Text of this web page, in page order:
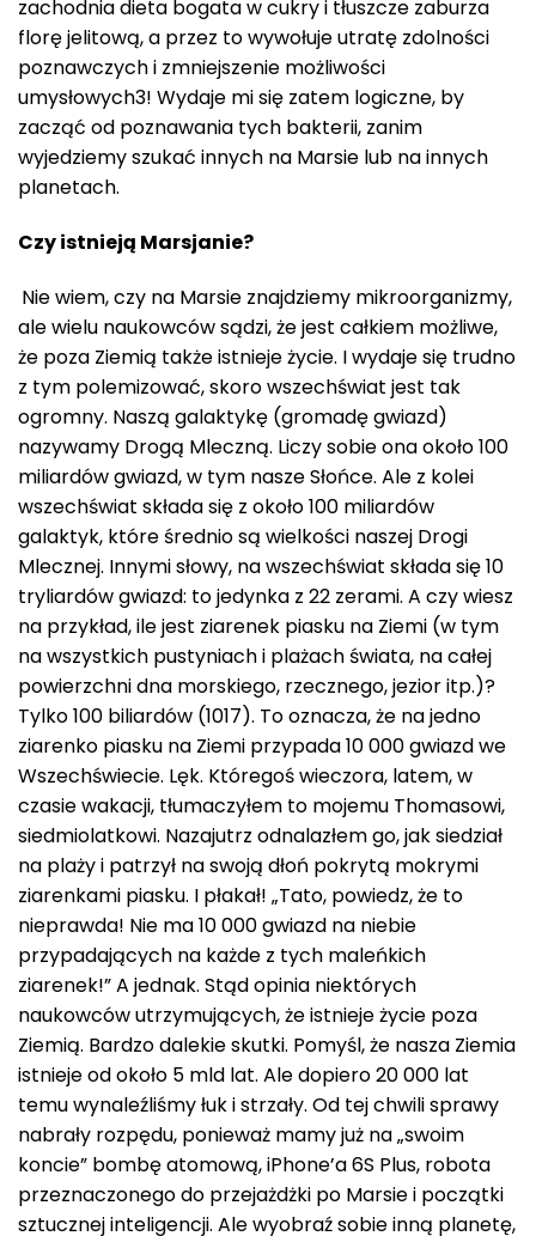
zachodnia dieta bogata w cukry i tłuszcze zaburza
florę jelitową, a przez to wywołuje utratę zdolności
poznawczych i zmniejszenie możliwości
umysłowych3! Wydaje mi się zatem logiczne, by
zacząć od poznawania tych bakterii, zanim
wyjedziemy szukać innych na Marsie lub na innych
planetach.
Czy istnieją Marsjanie?
Nie wiem, czy na Marsie znajdziemy mikroorganizmy,
ale wielu naukowców sądzi, że jest całkiem możliwe,
że poza Ziemią także istnieje życie. I wydaje się trudno
z tym polemizować, skoro wszechświat jest tak
ogromny. Naszą galaktykę (gromadę gwiazd)
nazywamy Drogą Mleczną. Liczy sobie ona około 100
miliardów gwiazd, w tym nasze Słońce. Ale z kolei
wszechświat składa się z około 100 miliardów
galaktyk, które średnio są wielkości naszej Drogi
Mlecznej. Innymi słowy, na wszechświat składa się 10
tryliardów gwiazd: to jedynka z 22 zerami. A czy wiesz
na przykład, ile jest ziarenek piasku na Ziemi (w tym
na wszystkich pustyniach i plażach świata, na całej
powierzchni dna morskiego, rzecznego, jezior itp.)?
Tylko 100 biliardów (1017). To oznacza, że na jedno
ziarenko piasku na Ziemi przypada 10 000 gwiazd we
Wszechświecie. Lęk. Któregoś wieczora, latem, w
czasie wakacji, tłumaczyłem to mojemu Thomasowi,
siedmiolatkowi. Nazajutrz odnalazłem go, jak siedział
na plaży i patrzył na swoją dłoń pokrytą mokrymi
ziarenkami piasku. I płakał! „Tato, powiedz, że to
nieprawda! Nie ma 10 000 gwiazd na niebie
przypadających na każde z tych maleńkich
ziarenek!” A jednak. Stąd opinia niektórych
naukowców utrzymujących, że istnieje życie poza
Ziemią. Bardzo dalekie skutki. Pomyśl, że nasza Ziemia
istnieje od około 5 mld lat. Ale dopiero 20 000 lat
temu wynaleźliśmy łuk i strzały. Od tej chwili sprawy
nabrały rozpędu, ponieważ mamy już na „swoim
koncie” bombę atomową, iPhone’a 6S Plus, robota
przeznaczonego do przejażdżki po Marsie i początki
sztucznej inteligencji. Ale wyobraź sobie inną planetę,